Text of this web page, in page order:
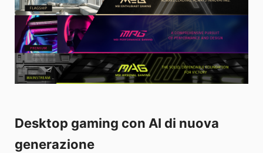
Desktop gaming con AI di nuova
generazione